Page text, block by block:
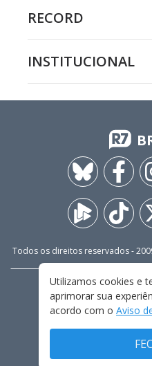
RECORD
INSTITUCIONAL
Todos os direitos reservados -
FALE
TERMOS E
Utilizamos cookies e
aprimorar sua
acordo com o Aviso